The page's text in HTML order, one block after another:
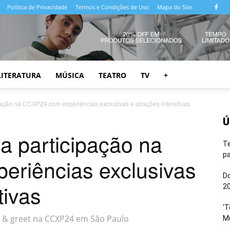
Política de Privacidade Termos e Condições de Uso Mapa do Site
MÚSICA TEATRO TV +
na CCXP24 com experiências exclusivas e atrações interativas
participação na
exclusivas
greet na CCXP24 em São Paulo